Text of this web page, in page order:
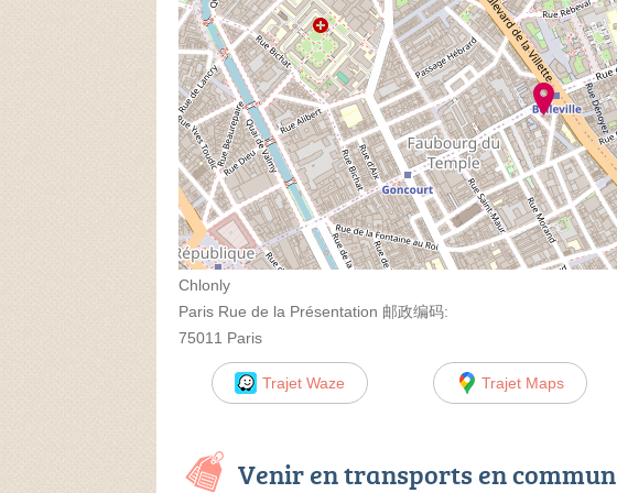
Chlonly
Paris Rue de la Présentation 邮政编码:
75011 Paris
Trajet Waze Trajet Maps
Venir en transports en commun